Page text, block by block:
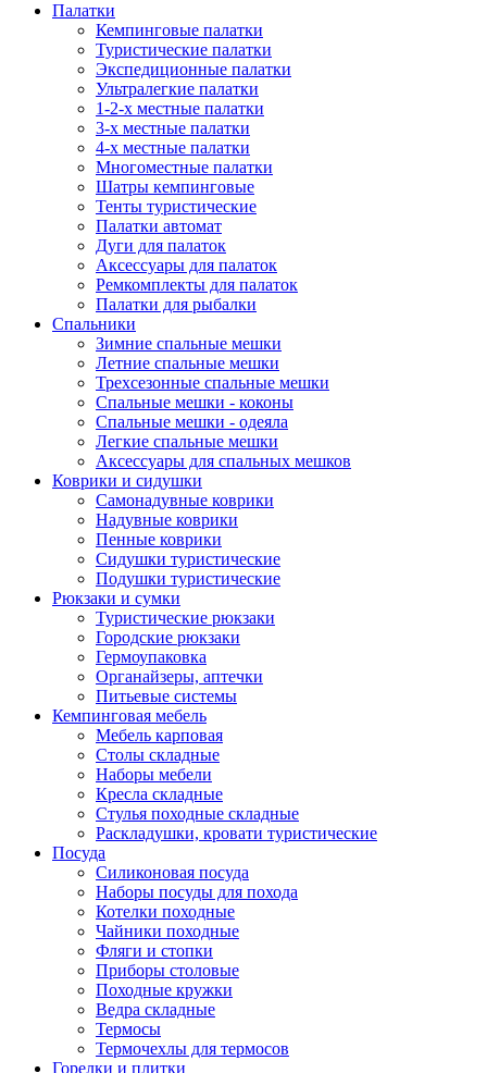
Палатки
Кемпинговые палатки
Туристические палатки
Экспедиционные палатки
Ультралегкие палатки
1-2-x местные палатки
3-х местные палатки
4-х местные палатки
Многоместные палатки
Шатры кемпинговые
Тенты туристические
Палатки автомат
Дуги для палаток
Аксессуары для палаток
Ремкомплекты для палаток
Палатки для рыбалки
Спальники
Зимние спальные мешки
Летние спальные мешки
Трехсезонные спальные мешки
Спальные мешки - коконы
Спальные мешки - одеяла
Легкие спальные мешки
Аксессуары для спальных мешков
Коврики и сидушки
Самонадувные коврики
Надувные коврики
Пенные коврики
Сидушки туристические
Подушки туристические
Рюкзаки и сумки
Туристические рюкзаки
Городские рюкзаки
Гермоупаковка
Органайзеры, аптечки
Питьевые системы
Кемпинговая мебель
Мебель карповая
Столы складные
Наборы мебели
Кресла складные
Стулья походные складные
Раскладушки, кровати туристические
Посуда
Силиконовая посуда
Наборы посуды для похода
Котелки походные
Чайники походные
Фляги и стопки
Приборы столовые
Походные кружки
Ведра складные
Термосы
Термочехлы для термосов
Горелки и плитки